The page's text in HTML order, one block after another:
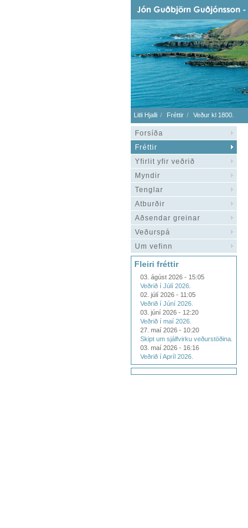
Litli Hjalli Fréttir Veður kl 1800.
Forsíða
Fréttir
Yfirlit yfir veðrið
Myndir
Tenglar
Atburðir
Aðsendar greinar
Veðurspá
Um vefinn
Fleiri fréttir
03. ágúst 2026 - 15:05
Veðrið í Júlí 2026.
02. júlí 2026 - 11:05
Veðrið í Júní 2026.
03. júní 2026 - 12:20
Veðrið í maí 2026.
27. maí 2026 - 10:20
Skipt um sjálfvirku veðurstöðina.
03. maí 2026 - 16:16
Veðrið í Apríl 2026.